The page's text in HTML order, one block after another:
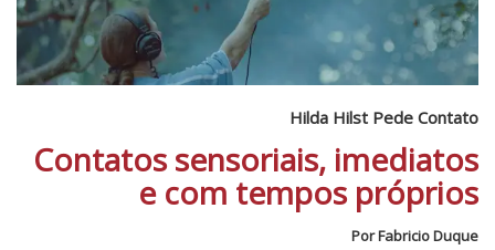
Hilda Hilst Pede Contato
Contatos sensoriais, imediatos
e com tempos próprios
Por Fabricio Duque